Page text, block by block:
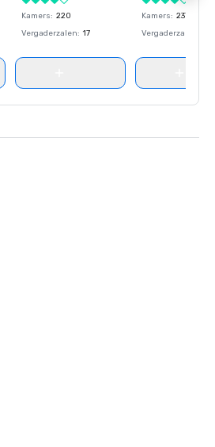
Kamers: 220
Vergaderzalen: 17
Kamers: 237
Vergaderzalen